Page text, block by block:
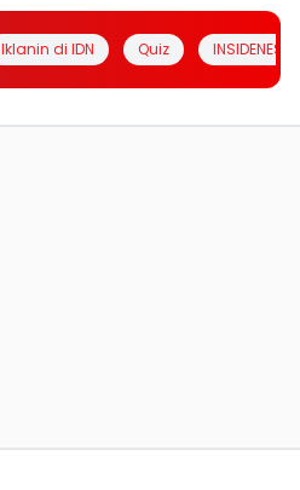
Iklanin di IDN Quiz INSIDENESIA